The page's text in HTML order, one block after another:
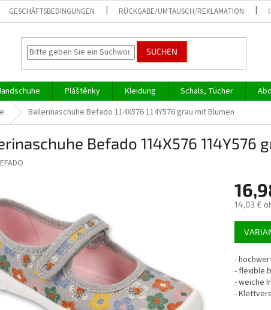
GESCHÄFTSBEDINGUNGEN RÜCKGABE/UMTAUSCH/REKLAMATION
SUCHEN
Pláštěnky Kleidung Schals, Tücher
Ballerinaschuhe Befado 114X576 114Y576 grau mit Blumen
Befado 114X576 114Y576
14,03 €
-
- flexible
- weiche
-